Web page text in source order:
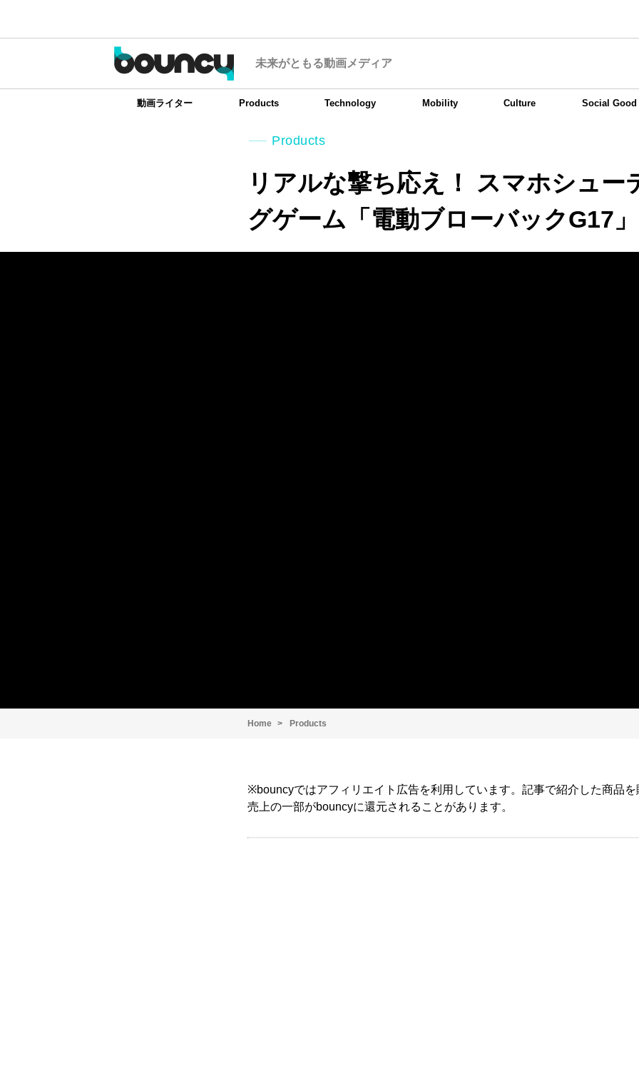
未来がともる動画メディア
動画ライター Products Technology Mobility Culture Social Good
Products
リアルな撃ち応え！ スマホシュー
グゲーム「電動ブローバックG17」
Home Products
※bouncyではアフィリエイト広告を利用しています。記事で紹介した商品を
売上の一部がbouncyに還元されることがあります。